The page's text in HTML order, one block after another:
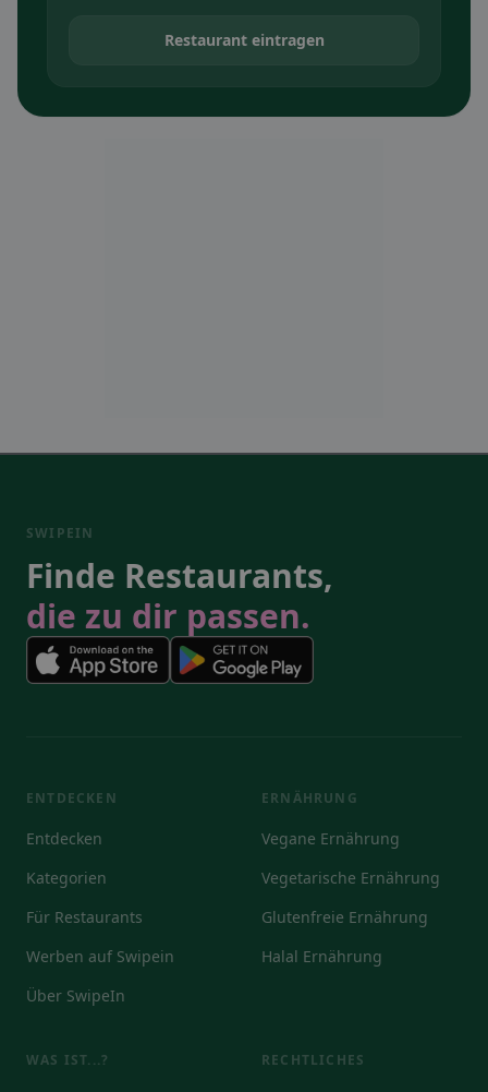
Restaurant eintragen
SWIPEIN
Finde Restaurants,
die zu dir passen.
ENTDECKEN
Entdecken
Kategorien
Für Restaurants
Werben auf Swipein
Über SwipeIn
ERNÄHRUNG
Vegane Ernährung
Vegetarische Ernährung
Glutenfreie Ernährung
Halal Ernährung
WAS IST...? RECHTLICHES